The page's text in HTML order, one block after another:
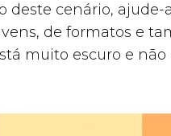
deste cenário, ajude-
de formatos e
muito escuro e